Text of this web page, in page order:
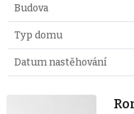
Budova
Typ domu
Datum nastěhování